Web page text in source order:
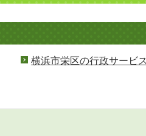
横浜市栄区の行政サービ